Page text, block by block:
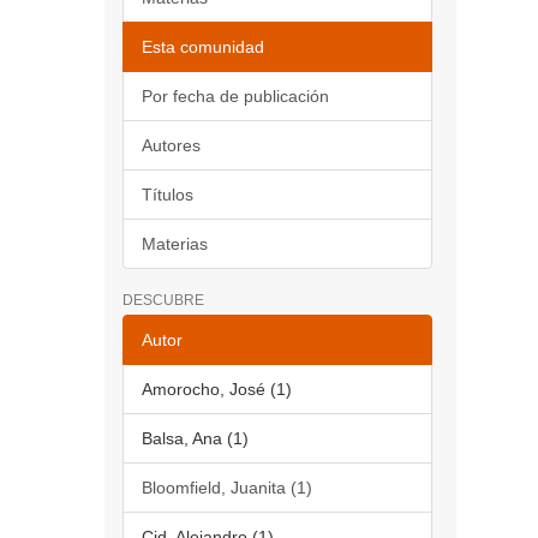
Esta comunidad
Por fecha de publicación
Autores
Títulos
Materias
DESCUBRE
Autor
Amorocho, José (1)
Balsa, Ana (1)
Bloomfield, Juanita (1)